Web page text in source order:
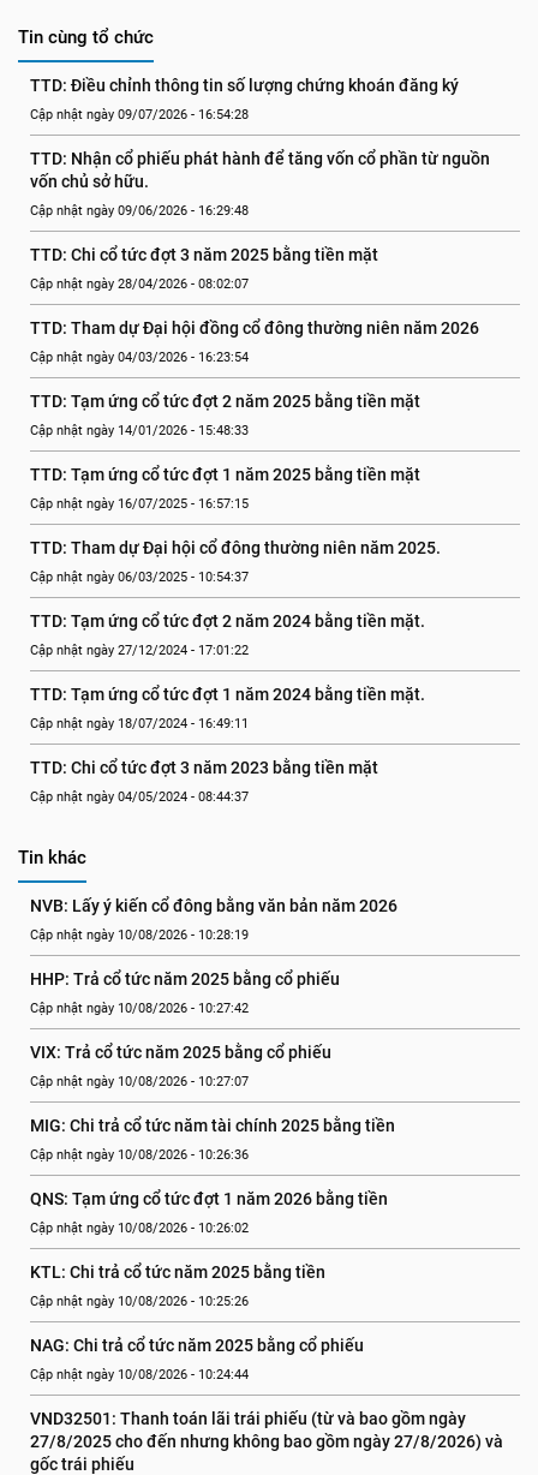
Tin cùng tổ chức
TTD: Điều chỉnh thông tin số lượng chứng khoán đăng ký
Cập nhật ngày 09/07/2026 - 16:54:28
TTD: Nhận cổ phiếu phát hành để tăng vốn cổ phần từ nguồn
vốn chủ sở hữu.
Cập nhật ngày 09/06/2026 - 16:29:48
TTD: Chi cổ tức đợt 3 năm 2025 bằng tiền mặt
Cập nhật ngày 28/04/2026 - 08:02:07
TTD: Tham dự Đại hội đồng cổ đông thường niên năm 2026
Cập nhật ngày 04/03/2026 - 16:23:54
TTD: Tạm ứng cổ tức đợt 2 năm 2025 bằng tiền mặt
Cập nhật ngày 14/01/2026 - 15:48:33
TTD: Tạm ứng cổ tức đợt 1 năm 2025 bằng tiền mặt
Cập nhật ngày 16/07/2025 - 16:57:15
TTD: Tham dự Đại hội cổ đông thường niên năm 2025.
Cập nhật ngày 06/03/2025 - 10:54:37
TTD: Tạm ứng cổ tức đợt 2 năm 2024 bằng tiền mặt.
Cập nhật ngày 27/12/2024 - 17:01:22
TTD: Tạm ứng cổ tức đợt 1 năm 2024 bằng tiền mặt.
Cập nhật ngày 18/07/2024 - 16:49:11
TTD: Chi cổ tức đợt 3 năm 2023 bằng tiền mặt
Cập nhật ngày 04/05/2024 - 08:44:37
Tin khác
NVB: Lấy ý kiến cổ đông bằng văn bản năm 2026
Cập nhật ngày 10/08/2026 - 10:28:19
HHP: Trả cổ tức năm 2025 bằng cổ phiếu
Cập nhật ngày 10/08/2026 - 10:27:42
VIX: Trả cổ tức năm 2025 bằng cổ phiếu
Cập nhật ngày 10/08/2026 - 10:27:07
MIG: Chi trả cổ tức năm tài chính 2025 bằng tiền
Cập nhật ngày 10/08/2026 - 10:26:36
QNS: Tạm ứng cổ tức đợt 1 năm 2026 bằng tiền
Cập nhật ngày 10/08/2026 - 10:26:02
KTL: Chi trả cổ tức năm 2025 bằng tiền
Cập nhật ngày 10/08/2026 - 10:25:26
NAG: Chi trả cổ tức năm 2025 bằng cổ phiếu
Cập nhật ngày 10/08/2026 - 10:24:44
VND32501: Thanh toán lãi trái phiếu (từ và bao gồm ngày
27/8/2025 cho đến nhưng không bao gồm ngày 27/8/2026) và
gốc trái phiếu